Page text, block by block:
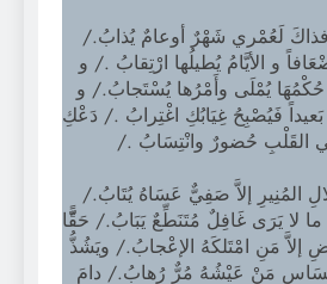
فذاكَ لَعُمْري شَهْرٌ أوعامٌ يُذابُ./
و الأيَّامُ يُطيلُها ارْتِقابُ ./ و
حُكْمُهَا يُمْلَى وأَمْرُها يُسْتَجابُ./ و
بَعيداً فَيُصْبِحُ غِيَابُكِ اغْتِرابُ ./ دَعْكِ
القَلْبِ حُضورٌ وانْتِسَابُ ./
المُنِيرِ إلاَّ صَفِيٌّ عَسَاهُ يُتَابُ./
لا يَرَى غَافِلٌ مُتَنَطِّعٌ يَبَابُ./ حَقًّّا
إلاَّ مَنِ امْتَلكَهُ الإعْجابُ./ ويَشُذُّ
مَنْ عَيْشُهُ مُرٌّ رُهابُ./ دامَ